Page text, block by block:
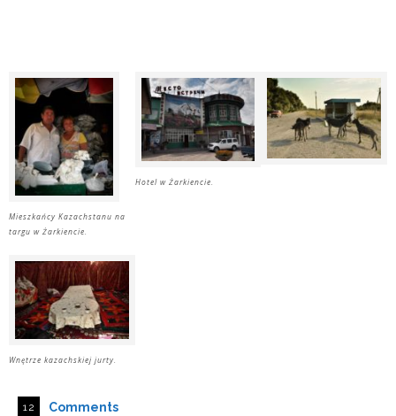
Mieszkańcy Kazachstanu na
targu w Żarkiencie.
Hotel w Żarkiencie.
Wnętrze kazachskiej jurty.
12 Comments